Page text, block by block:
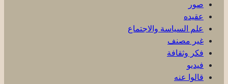
صور
عقیده
علم السياسة والاجتماع
غير مصنف
فكر وثقافة
فيديو
قالوا عنه